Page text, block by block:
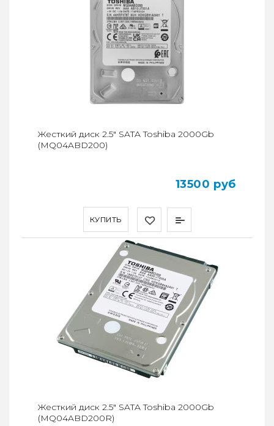
КУПИТЬ
Жесткий диск 2.5" SATA Toshiba 2000Gb
(MQ04ABD200)
13500 руб
Жесткий диск 2.5" SATA Toshiba 2000Gb
(MQ04ABD200R)